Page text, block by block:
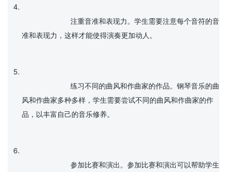
准和表现力，这样才能使得演奏更加动人。
风和作曲家多种多样，学生需要尝试不同的曲风和作曲家的作
品，以丰富自己的音乐修养。